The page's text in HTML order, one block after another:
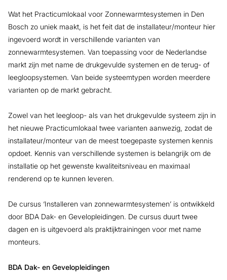
Wat het Practicumlokaal voor Zonnewarmtesystemen in Den
Bosch zo uniek maakt, is het feit dat de installateur/monteur hier
ingevoerd wordt in verschillende varianten van
zonnewarmtesystemen. Van toepassing voor de Nederlandse
markt zijn met name de drukgevulde systemen en de terug- of
leegloopsystemen. Van beide systeemtypen worden meerdere
varianten op de markt gebracht.
Zowel van het leegloop- als van het drukgevulde systeem zijn in
het nieuwe Practicumlokaal twee varianten aanwezig, zodat de
installateur/monteur van de meest toegepaste systemen kennis
opdoet. Kennis van verschillende systemen is belangrijk om de
installatie op het gewenste kwaliteitsniveau en maximaal
renderend op te kunnen leveren.
De cursus ‘Installeren van zonnewarmtesystemen’ is ontwikkeld
door BDA Dak- en Gevelopleidingen. De cursus duurt twee
dagen en is uitgevoerd als praktijktrainingen voor met name
monteurs.
BDA Dak- en Gevelopleidingen